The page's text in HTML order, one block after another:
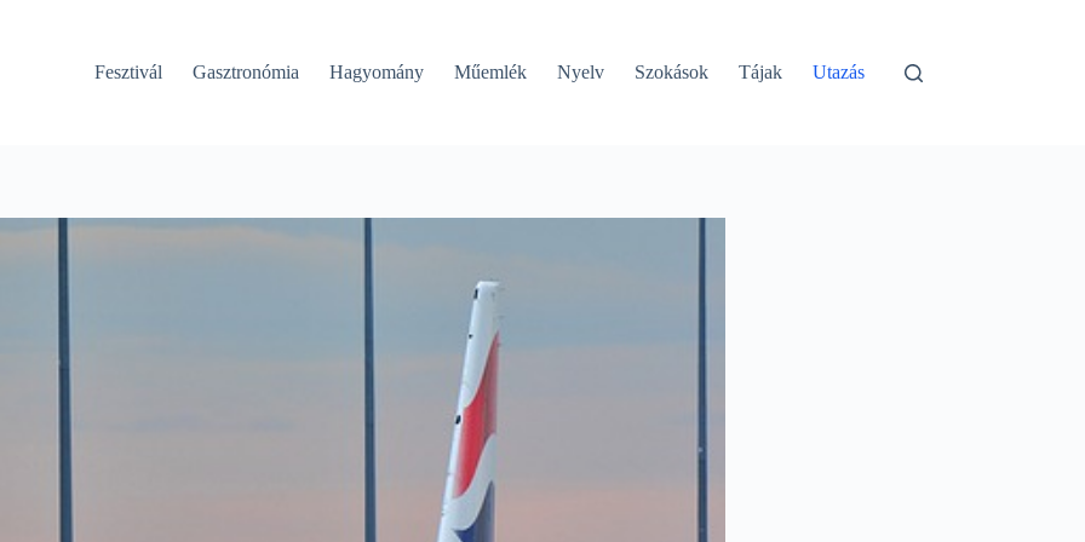
Fesztivál Gasztronómia Hagyomány Műemlék Nyelv Szokások Tájak Utazás